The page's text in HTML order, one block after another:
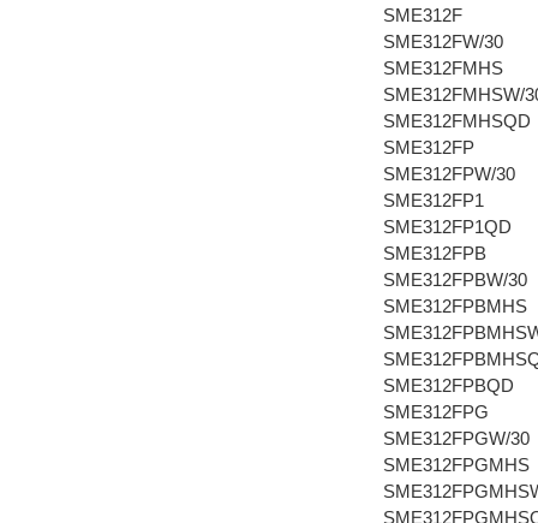
SME312F
SME312FW/30
SME312FMHS
SME312FMHSW/
SME312FMHSQD
SME312FP
SME312FPW/30
SME312FP1
SME312FP1QD
SME312FPB
SME312FPBW/30
SME312FPBMHS
SME312FPBQD
SME312FPG
SME312FPGW/30
SME312FPGMHS